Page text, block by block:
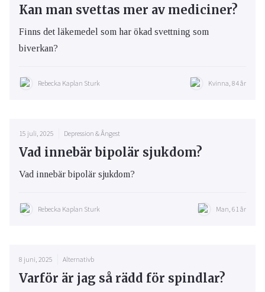
Kan man svettas mer av mediciner?
Finns det läkemedel som har ökad svettning som
biverkan?
Rebecka Kaplan Sturk Kvinna, 84 år
15 juli, 2025 Depression & Ångest
Vad innebär bipolär sjukdom?
Vad innebär bipolär sjukdom?
Rebecka Kaplan Sturk Man, 61 år
8 juni, 2025 Alternativb
Varför är jag så rädd för spindlar?